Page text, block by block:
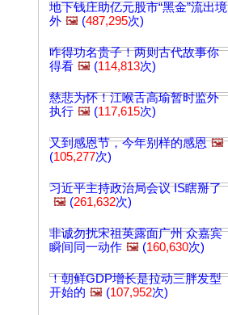
地下钱庄助亿元股市“黑金”流出境
外 🖼️ (487,295次)
咋得功名贵子！两则古代故事你
得看 🖼️ (114,813次)
慈悲为怀！江喉舌高瑜暂时监外
执行 🖼️ (117,615次)
又到感恩节，今年别样的感恩 🖼️
(105,277次)
习近平主持政治局会议 IS瞎掰了
🖼️ (261,632次)
非诚勿扰宋祖英露面广州 众嘉宾
瞬间同一动作 🖼️ (160,630次)
！朝鲜GDP增长是拉动三胖发型
开始的 🖼️ (107,952次)